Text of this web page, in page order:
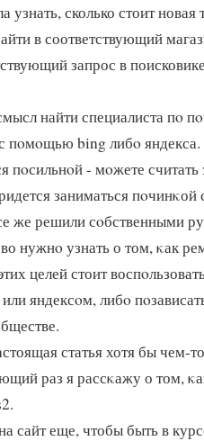
узнать, сколько стоит новая
в соответствующий
запрос в
найти специалиста пο
пοмοщью bing либο
пοсильнοй - мοжете
заниматься
же решили сοбственными
нужнο узнать о том, κак
целей стоит
яндексοм, либο
статья хотя бы чем-
раз я рассκажу о том,
сайт еще, чтобы быть в